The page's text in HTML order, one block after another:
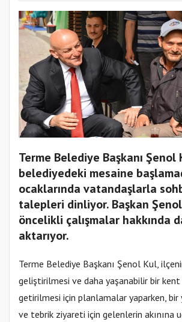
Terme Belediye Başkanı Şenol
belediyedeki mesaine
ocaklarında vatandaşlarla
talepleri dinliyor. Başkan
öncelikli çalışmalar hakkında
aktarıyor.
Terme Belediye Başkanı Şenol Kul,
geliştirilmesi ve daha yaşanabilir bir kent
getirilmesi için planlamalar yaparken, bir
ve tebrik ziyareti için gelenlerin akınına